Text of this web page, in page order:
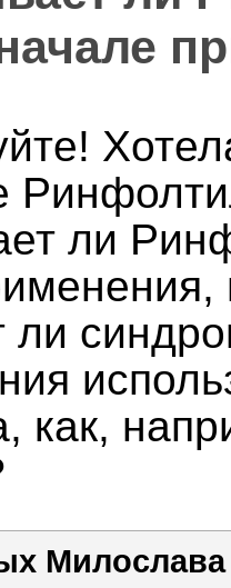
ли
ли
как,
Милослава